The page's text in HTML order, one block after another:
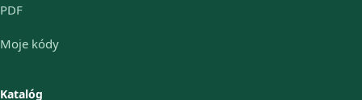
PDF
Moje kódy
Katalóg